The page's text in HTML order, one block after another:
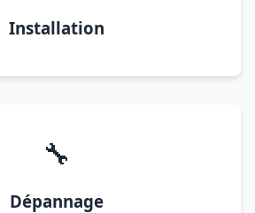
Installation
🔧
Dépannage